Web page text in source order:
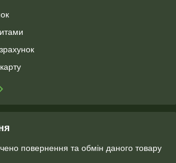
повернення та обмін даного товару